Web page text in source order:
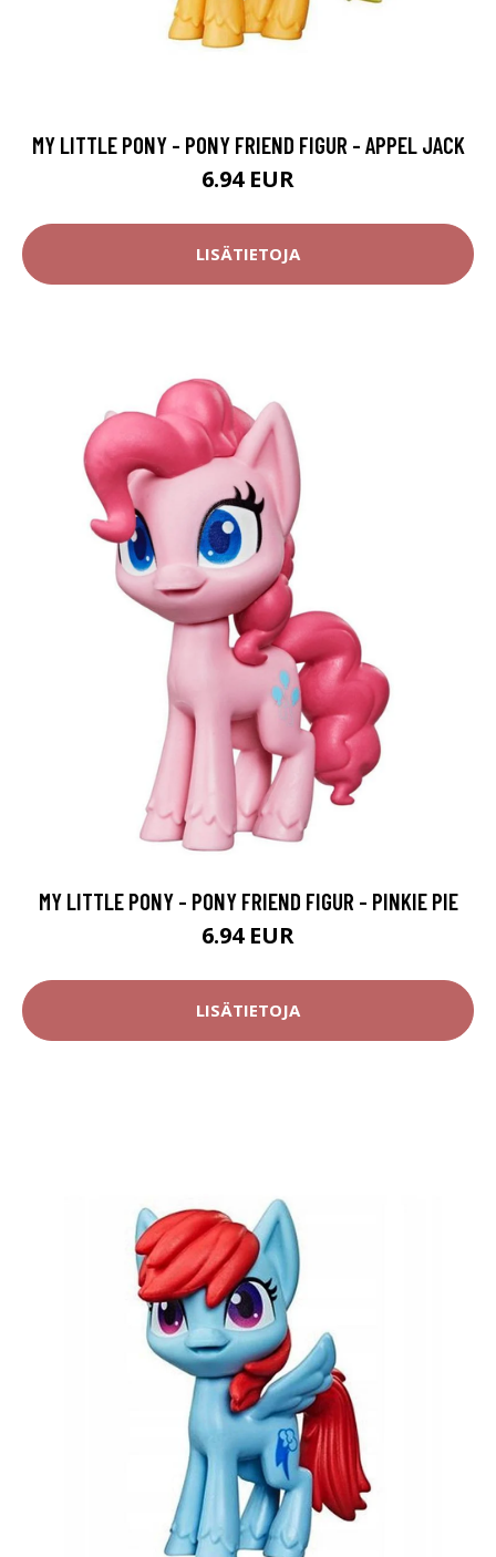
MY LITTLE PONY - PONY FRIEND FIGUR - APPEL JACK
6.94 EUR
LISÄTIETOJA
MY LITTLE PONY - PONY FRIEND FIGUR - PINKIE PIE
6.94 EUR
LISÄTIETOJA